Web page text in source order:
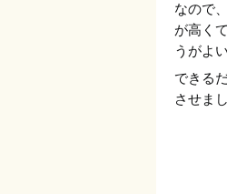
なので
が高く
うがよ
できる
させま